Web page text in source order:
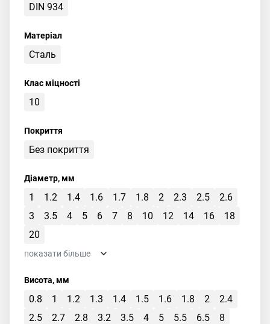
DIN 934
Матеріал
Сталь
Клас міцності
10
Покриття
Без покриття
Діаметр, мм
1 1.2 1.4 1.6 1.7 1.8 2 2.3 2.5
2.6
3
3.5 4 5 6 7 8 10 12 14 16
18
20
показати більше
Висота, мм
0.8 1 1.2 1.3 1.4 1.5 1.6 1.8 2
2.4
2.5
2.7 2.8 3.2 3.5 4 5 5.5 6.5
8